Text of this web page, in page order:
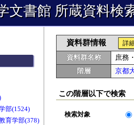
文書館 所蔵資料検
部(1524)
育学部(378)
資料群情報
詳
資料群名称
庶務
階層
京都
この階層以下で検索
検索対象